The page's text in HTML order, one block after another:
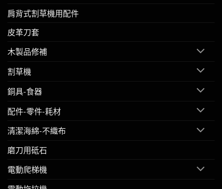
肩背式割草機用配件
皮革刀套
木製品修補
割草機
銅具-食器
配件-零件-耗材
清潔海綿-不織布
磨刀用砥石
電動爬梯機